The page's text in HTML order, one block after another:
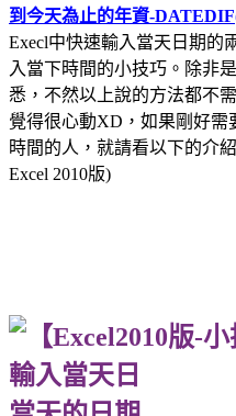
到今天為止的年資-
Execl中快速輸入當天日期的
入當下時間的小技巧。除非
悉，不然以上說的方法都不
覺得很心動XD，如果剛好需
時間的人，就請看以下的介
Excel 2010版)